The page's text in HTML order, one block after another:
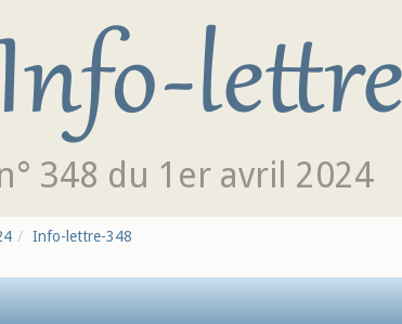
348 du 1er avril 2024
Info-lettre-348